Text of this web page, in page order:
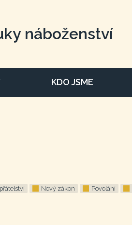
náboženství
KDO JSME
Nový zákon Povolání